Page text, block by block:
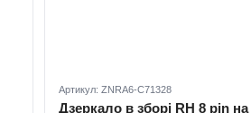
Артикул: ZNRA6-C71328
Дзеркало в зборі RH 8 pin